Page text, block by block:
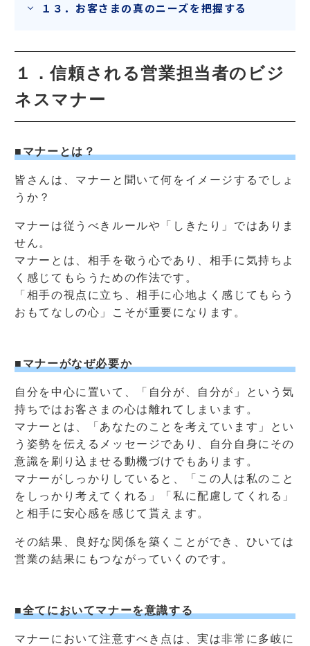
１３．お客さまの真のニーズを把握する
１．信頼される営業担当者のビジ
ネスマナー
■マナーとは？
皆さんは、マナーと聞いて何をイメージするでしょ
うか？
マナーは従うべきルールや「しきたり」ではありま
せん。
マナーとは、相手を敬う心であり、相手に気持ちよ
く感じてもらうための作法です。
「相手の視点に立ち、相手に心地よく感じてもらう
おもてなしの心」こそが重要になります。
■マナーがなぜ必要か
自分を中心に置いて、「自分が、自分が」という気
持ちではお客さまの心は離れてしまいます。
マナーとは、「あなたのことを考えています」とい
う姿勢を伝えるメッセージであり、自分自身にその
意識を刷り込ませる動機づけでもあります。
マナーがしっかりしていると、「この人は私のこと
をしっかり考えてくれる」「私に配慮してくれる」
と相手に安心感を感じて貰えます。
その結果、良好な関係を築くことができ、ひいては
営業の結果にもつながっていくのです。
■全てにおいてマナーを意識する
マナーにおいて注意すべき点は、実は非常に多岐に